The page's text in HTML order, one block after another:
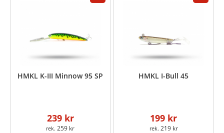
HMKL K-III Minnow 95 SP
239 kr
259 kr
HMKL I-Bull 45
199 kr
219 kr